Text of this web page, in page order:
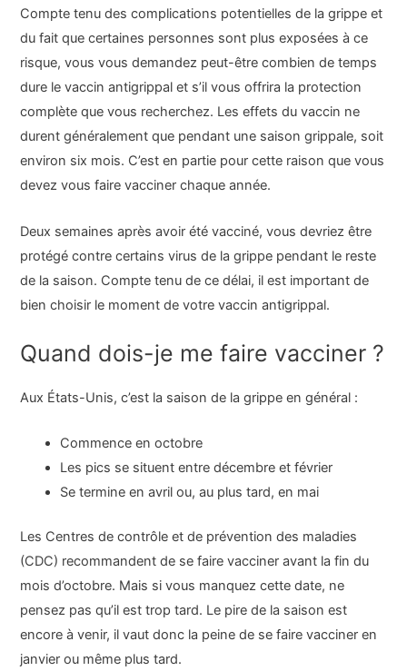
Compte tenu des complications potentielles de la grippe et
du fait que certaines personnes sont plus exposées à ce
risque, vous vous demandez peut-être combien de temps
dure le vaccin antigrippal et s’il vous offrira la protection
complète que vous recherchez. Les effets du vaccin ne
durent généralement que pendant une saison grippale, soit
environ six mois. C’est en partie pour cette raison que vous
devez vous faire vacciner chaque année.
Deux semaines après avoir été vacciné, vous devriez être
protégé contre certains virus de la grippe pendant le reste
de la saison. Compte tenu de ce délai, il est important de
bien choisir le moment de votre vaccin antigrippal.
Quand dois-je me faire vacciner ?
Aux États-Unis, c’est la saison de la grippe en général :
Commence en octobre
Les pics se situent entre décembre et février
Se termine en avril ou, au plus tard, en mai
Les Centres de contrôle et de prévention des maladies
(CDC) recommandent de se faire vacciner avant la fin du
mois d’octobre. Mais si vous manquez cette date, ne
pensez pas qu’il est trop tard. Le pire de la saison est
encore à venir, il vaut donc la peine de se faire vacciner en
janvier ou même plus tard.